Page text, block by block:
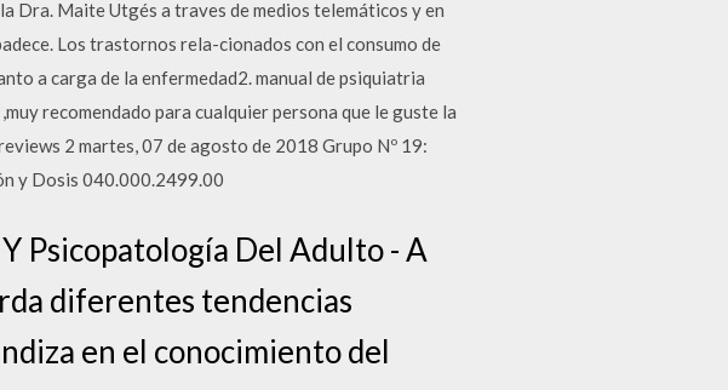
Dra. Maite Utgés a traves de medios telemáticos y en
Los trastornos rela-cionados con el consumo de
a carga de la enfermedad2. manual de psiquiatria
recomendado para cualquier persona que le guste la
2 martes, 07 de agosto de 2018 Grupo Nº 19:
y Dosis 040.000.2499.00
Psicopatología Del Adulto - A
diferentes tendencias
en el conocimiento del